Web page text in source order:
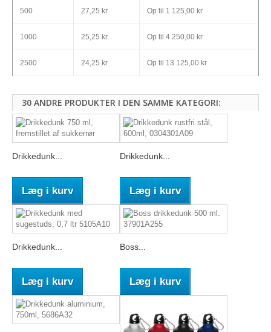
500 27,25 kr Op til 1 125,00 kr
1000 25,25 kr Op til 4 250,00 kr
2500 24,25 kr Op til 13 125,00 kr
30 ANDRE PRODUKTER I DEN SAMME KATEGORI:
Drikkedunk...
Læg i kurv
Drikkedunk...
Læg i kurv
Drikkedunk...
Læg i kurv
Boss...
Læg i kurv